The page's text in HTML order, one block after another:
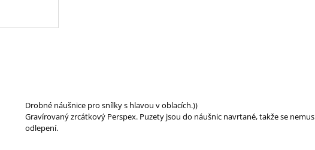
Drobné náušnice pro snílky s hlavou v oblacích.))
Gravírovaný zrcátkový Perspex. Puzety jsou do náušnic navrtané, takže se
odlepení.